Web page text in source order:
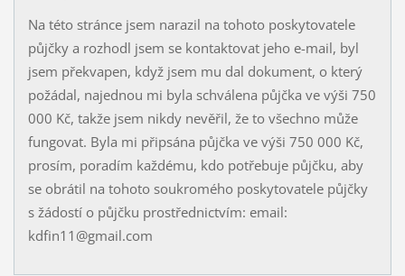
Na této stránce jsem narazil na tohoto poskytovatele
půjčky a rozhodl jsem se kontaktovat jeho e-mail, byl
jsem překvapen, když jsem mu dal dokument, o který
požádal, najednou mi byla schválena půjčka ve výši 750
000 Kč, takže jsem nikdy nevěřil, že to všechno může
fungovat. Byla mi připsána půjčka ve výši 750 000 Kč,
prosím, poradím každému, kdo potřebuje půjčku, aby
se obrátil na tohoto soukromého poskytovatele půjčky
s žádostí o půjčku prostřednictvím: email:
kdfin11@gmail.com